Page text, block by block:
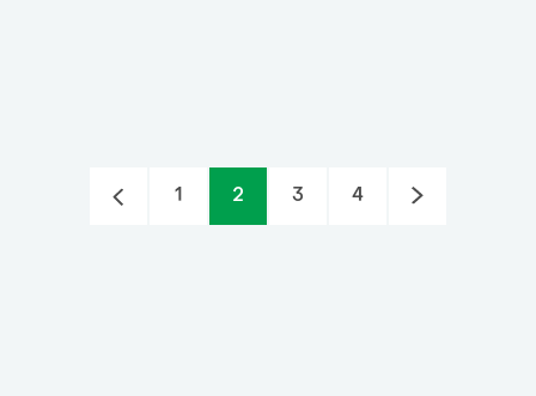
1 2 3 4